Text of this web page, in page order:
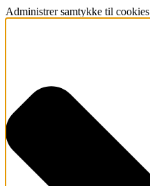
Administrer samtykke til cookies